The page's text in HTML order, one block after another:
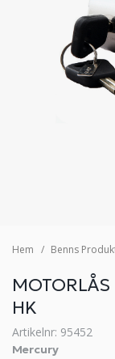
Hem Benns
HK
Artikelnr: 95452
Mercury